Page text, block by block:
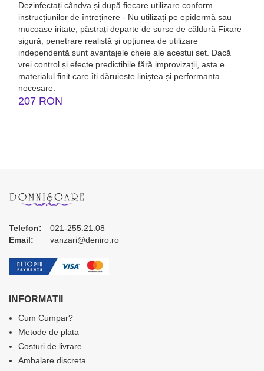
Dezinfectați cândva și după fiecare utilizare conform
instrucțiunilor de întreținere - Nu utilizați pe epidermă sau
mucoase iritate; păstrați departe de surse de căldură Fixare
sigură, penetrare realistă și opțiunea de utilizare
independentă sunt avantajele cheie ale acestui set. Dacă
vrei control și efecte predictibile fără improvizații, asta e
materialul finit care îți dăruiește liniștea și performanța
necesare.
207 RON
Telefon:
021-255.21.08
Email:
vanzari@deniro.ro
INFORMATII
Cum Cumpar?
Metode de plata
Costuri de livrare
Ambalare discreta